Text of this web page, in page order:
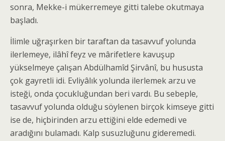
sonra, Mekke-i mükerremeye gitti talebe okutmaya
başladı.
İlimle uğraşırken bir taraftan da tasavvuf yolunda
ilerlemeye, ilâhî feyz ve mârifetlere kavuşup
yükselmeye çalışan Abdülhamîd Şirvânî, bu hususta
çok gayretli idi. Evliyâlık yolunda ilerlemek arzu ve
isteği, onda çocukluğundan beri vardı. Bu sebeple,
tasavvuf yolunda olduğu söylenen birçok kimseye gitti
ise de, hiçbirinden arzu ettiğini elde edemedi ve
aradığını bulamadı. Kalp susuzluğunu gideremedi.